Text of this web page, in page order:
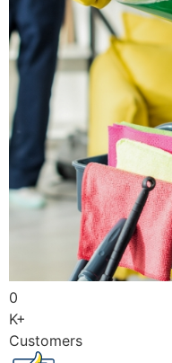
0
K+
Customers